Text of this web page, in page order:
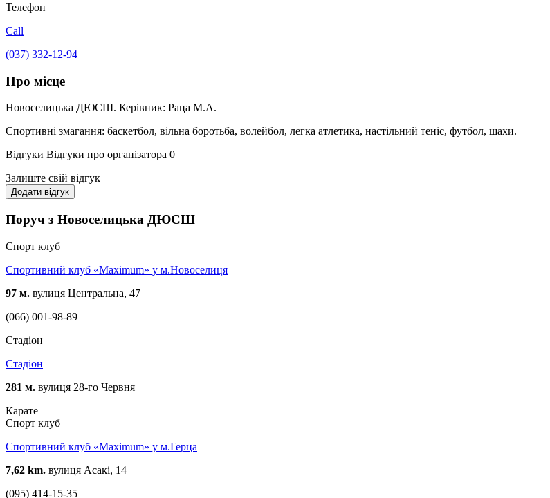
Телефон
Call
(037) 332-12-94
Про місце
Новоселицька ДЮСШ. Керівник: Раца М.А.
Спортивні змагання: баскетбол, вільна боротьба, волейбол, легка атлетика, настільний теніс, футбол, шахи.
Відгуки Відгуки про організатора 0
Залиште свій відгук
Додати відгук
Поруч з Новоселицька ДЮСШ
Спорт клуб
Спортивний клуб «Maximum» у м.Новоселиця
97 м. вулиця Центральна, 47
(066) 001-98-89
Стадіон
Стадіон
281 м. вулиця 28-го Червня
Карате
Спорт клуб
Спортивний клуб «Maximum» у м.Герца
7,62 km. вулиця Асакі, 14
(095) 414-15-35